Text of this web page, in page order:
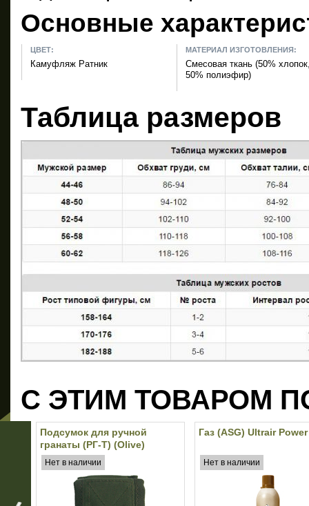
Основные
ЦВЕТ:
Камуфляж Ратник
МАТЕРИАЛ ИЗГОТОВЛЕНИЯ:
Смесовая ткань (50%
50% полиэфир)
Таблица размеров
С ЭТИМ ТОВАРОМ
Подсумок для ручной
гранаты (РГ-Т) (Olive)
Нет в наличии
Газ (ASG) Ultrair
Нет в наличии